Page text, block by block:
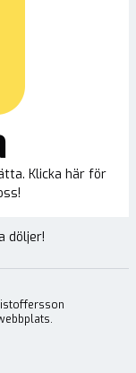
Klicka här för
döljer!